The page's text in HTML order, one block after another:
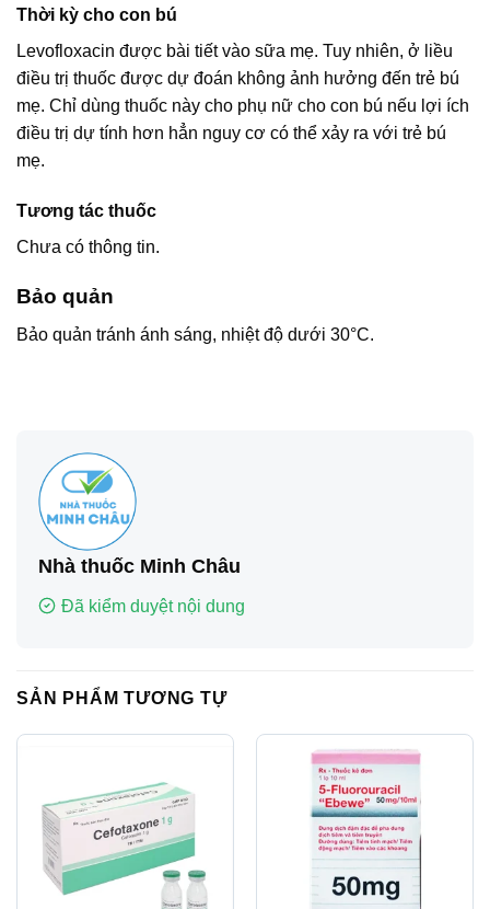
Thời kỳ cho con bú
Levofloxacin được bài tiết vào sữa mẹ. Tuy nhiên, ở liều
điều trị thuốc được dự đoán không ảnh hưởng đến trẻ bú
mẹ. Chỉ dùng thuốc này cho phụ nữ cho con bú nếu lợi ích
điều trị dự tính hơn hẳn nguy cơ có thể xảy ra với trẻ bú
mẹ.
Tương tác thuốc
Chưa có thông tin.
Bảo quản
Bảo quản tránh ánh sáng, nhiệt độ dưới 30°C.
Nhà thuốc Minh Châu
Đã kiểm duyệt nội dung
SẢN PHẨM TƯƠNG TỰ